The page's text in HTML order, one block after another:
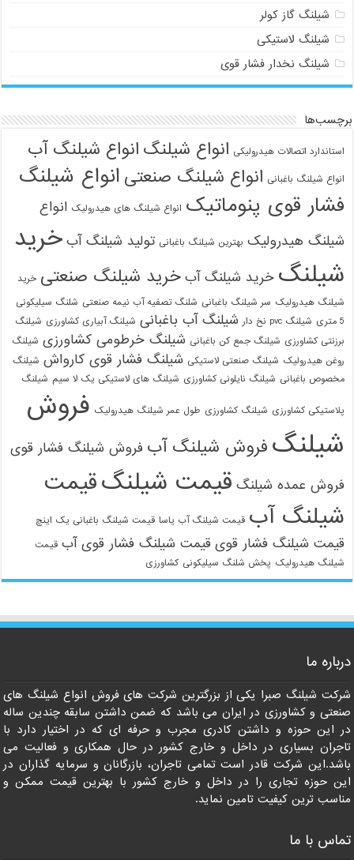
شیلنگ گاز کولر
شیلنگ لاستیکی
شیلنگ نخدار فشار قوی
برچسب‌ها
استاندارد اتصالات هیدرولیکی انواع شیلنگ انواع شیلنگ آب
انواع شیلنگ باغبانی انواع شیلنگ صنعتی انواع شیلنگ
فشار قوی پنوماتیک انواع شیلنگ های هیدرولیک انواع
شیلنگ هیدرولیک بهترین شیلنگ باغبانی تولید شیلنگ آب خرید
شیلنگ خرید شیلنگ آب خرید شیلنگ صنعتی خرید
شیلنگ هیدرولیک سر شیلنگ باغبانی شلنگ تصفیه آب نیمه صنعتی شلنگ سیلیکونی
5 متری
شیلنگ pvc نخ دار شیلنگ آب باغبانی شیلنگ آبیاری کشاورزی شیلنگ
برزنتی کشاورزی شیلنگ جمع کن باغبانی شیلنگ خرطومی کشاورزی شیلنگ
روغن هیدرولیک شیلنگ صنعتی لاستیکی شیلنگ فشار قوی کارواش شیلنگ
مخصوص باغبانی شیلنگ نایلونی کشاورزی شیلنگ های لاستیکی یک لا سیم شیلنگ
پلاستیکی کشاورزی شیلنگ کشاورزی طول عمر شیلنگ هیدرولیک فروش
شیلنگ فروش شیلنگ آب فروش شیلنگ فشار قوی
فروش عمده شیلنگ قیمت شیلنگقیمت
شیلنگ آب قیمت شیلنگ آب یاسا قیمت شیلنگ باغبانی یک اینچ
قیمت شیلنگ فشار قوی قیمت شیلنگ فشار قوی آب قیمت
شیلنگ هیدرولیک پخش شلنگ سیلیکونی کشاورزی
درباره ما
شرکت شیلنگ صبرا یکی از بزرگترین شرکت های فروش انواع شیلنگ های
صنعتی و کشاورزی در ایران می باشد که ضمن داشتن سابقه چندین ساله
در این حوزه و داشتن کادری مجرب و حرفه ای که در اختیار دارد با
تاجران بسیاری در داخل و خارج کشور در حال همکاری و فعالیت می
باشد.این شرکت قادر است تمامی تاجران، بازرگانان و سرمایه گذاران در
این حوزه تجاری را در داخل و خارج کشور با بهترین قیمت ممکن و
مناسب ترین کیفیت تامین نماید.
تماس با ما